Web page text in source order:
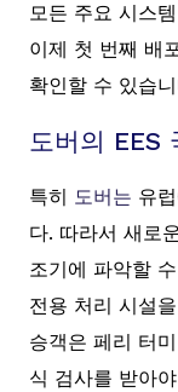
모든 주요 시스
이제 첫 번째 배
확인할 수 있습
도버의 EES
특히 도버는 유
다. 따라서 새로
조기에 파악할
전용 처리 시설
승객은 페리 터
식 검사를 받아